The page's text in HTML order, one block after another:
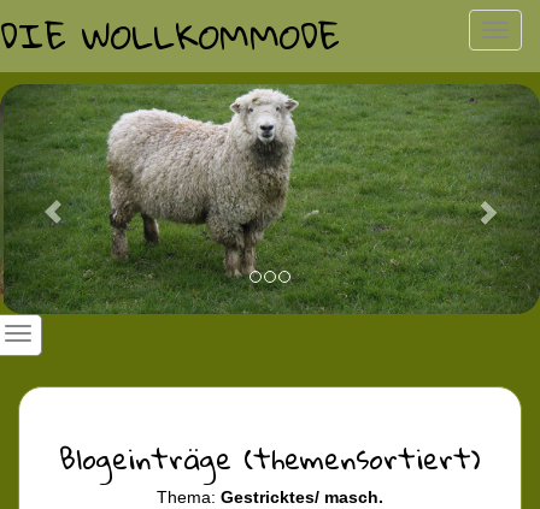
DIE WOLLKOMMODE
Previous
Blogeinträge (themensortiert)
Thema: Gestricktes/ masch.